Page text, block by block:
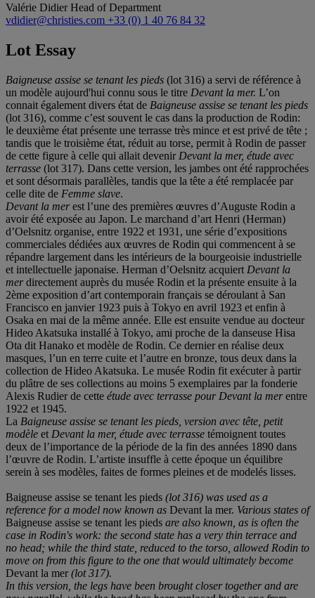
Valérie DidierHead of Department
vdidier@christies.com +33 (0) 1 40 76 84 32
Lot Essay
Baigneuse assise se tenant les pieds (lot 316) a servi de référence à
un modèle aujourd'hui connu sous le titre Devant la mer. L’on
connait également divers état de Baigneuse assise se tenant les pieds
(lot 316), comme c’est souvent le cas dans la production de Rodin:
le deuxième état présente une terrasse très mince et est privé de tête ;
tandis que le troisième état, réduit au torse, permit à Rodin de passer
de cette figure à celle qui allait devenir Devant la mer, étude avec
terrasse (lot 317). Dans cette version, les jambes ont été rapprochées
et sont désormais parallèles, tandis que la tête a été remplacée par
celle dite de Femme slave.
Devant la merest l’une des premières œuvres d’Auguste Rodin a
avoir été exposée au Japon. Le marchand d’art Henri (Herman)
d’Oelsnitz organise, entre 1922 et 1931, une série d’expositions
commerciales dédiées aux œuvres de Rodin qui commencent à se
répandre largement dans les intérieurs de la bourgeoisie industrielle
et intellectuelle japonaise. Herman d’Oelsnitz acquiert Devant la
merdirectement auprès du musée Rodin et la présente ensuite à la
2ème exposition d’art contemporain français se déroulant à San
Francisco en janvier 1923 puis à Tokyo en avril 1923 et enfin à
Osaka en mai de la même année. Elle est ensuite vendue au docteur
Hideo Akatsuka installé à Tokyo, ami proche de la danseuse Hisa
Ota dit Hanako et modèle de Rodin. Ce dernier en réalise deux
masques, l’un en terre cuite et l’autre en bronze, tous deux dans la
collection de Hideo Akatsuka. Le musée Rodin fit exécuter à partir
du plâtre de ses collections au moins 5 exemplaires par la fonderie
Alexis Rudier de cette étude avec terrasse pour Devant la merentre
1922 et 1945.
La Baigneuse assise se tenant les pieds, version avec tête, petit
modèle et Devant la mer, étude avec terrasse témoignent toutes
deux de l’importance de la période de la fin des années 1890 dans
l’œuvre de Rodin. L’artiste insuffle à cette époque un équilibre
serein à ses modèles, faites de formes pleines et de modelés lisses.
Baigneuse assise se tenant les pieds (lot 316) was used as a
reference for a model now known as Devant la mer. Various states of
Baigneuse assise se tenant les pieds are also known, as is often the
case in Rodin's work: the second state has a very thin terrace and
no head; while the third state, reduced to the torso, allowed Rodin to
move on from this figure to the one that would ultimately become
Devant la mer(lot 317).
In this version, the legs have been brought closer together and are